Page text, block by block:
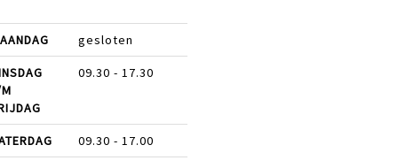
gesloten
09.30 - 17.30
09.30 - 17.00